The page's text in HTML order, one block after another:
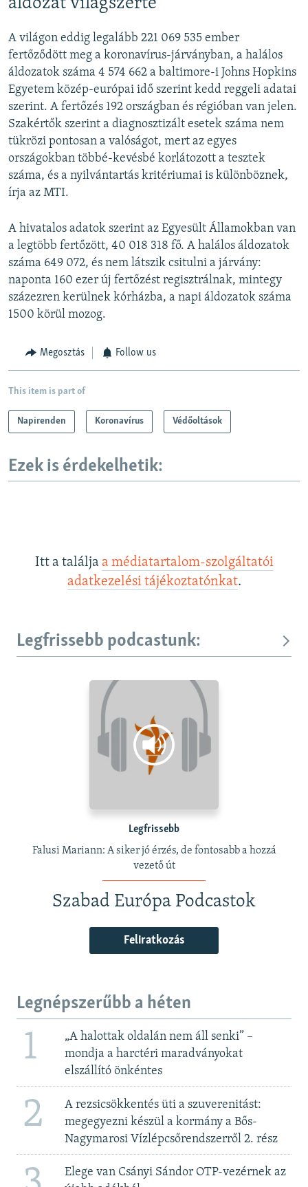
áldozat világszerte
A világon eddig legalább 221 069 535 ember
fertőződött meg a koronavírus-járványban, a halálos
áldozatok száma 4 574 662 a baltimore-i Johns Hopkins
Egyetem közép-európai idő szerint kedd reggeli adatai
szerint. A fertőzés 192 országban és régióban van jelen.
Szakértők szerint a diagnosztizált esetek száma nem
tükrözi pontosan a valóságot, mert az egyes
országokban többé-kevésbé korlátozott a tesztek
száma, és a nyilvántartás kritériumai is különböznek,
írja az MTI.
A hivatalos adatok szerint az Egyesült Államokban van
a legtöbb fertőzött, 40 018 318 fő. A halálos áldozatok
száma 649 072, és nem látszik csitulni a járvány:
naponta 160 ezer új fertőzést regisztrálnak, mintegy
százezren kerülnek kórházba, a napi áldozatok száma
1500 körül mozog.
Megosztás Follow us
This item is part of
Napirenden Koronavírus Védőoltások
Ezek is érdekelhetik:
Itt a találja a médiatartalom-szolgáltatói
adatkezelési tájékoztatónkat.
Legfrissebb podcastunk:
Legfrissebb
Falusi Mariann: A siker jó érzés, de fontosabb a hozzá
vezető út
Szabad Európa Podcastok
Feliratkozás
Legnépszerűbb a héten
1
„A halottak oldalán nem áll senki” –
mondja a harctéri maradványokat
elszállító önkéntes
2
A rezsicsökkentés üti a szuverenitást:
megegyezni készül a kormány a Bős-
Nagymarosi Vízlépcsőrendszerről 2. rész
Elege van Csányi Sándor OTP-vezérnek az